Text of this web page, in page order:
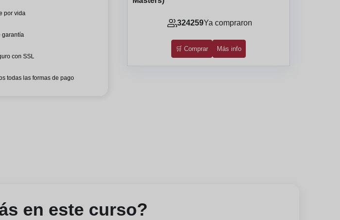
por vida
garantía
con SSL
todas las formas de pago
324259Ya compraron
🛒 Comprar Más info
en este curso?